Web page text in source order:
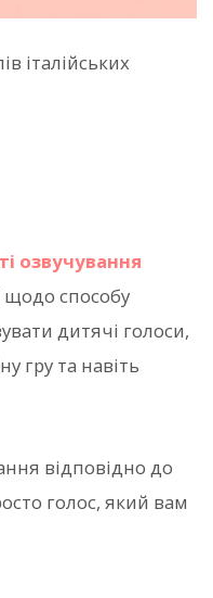
італійських
озвучування
щодо способу
дитячі голоси,
гру та навіть
відповідно до
голос, який вам